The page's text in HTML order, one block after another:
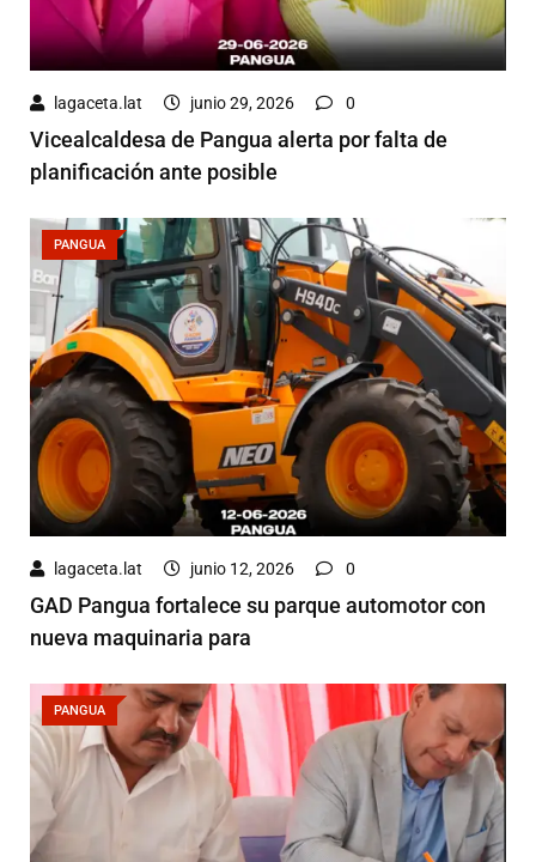
lagaceta.lat junio 29, 2026 0
Vicealcaldesa de Pangua alerta por falta de
planificación ante posible
PANGUA
lagaceta.lat junio 12, 2026 0
GAD Pangua fortalece su parque automotor con
nueva maquinaria para
PANGUA